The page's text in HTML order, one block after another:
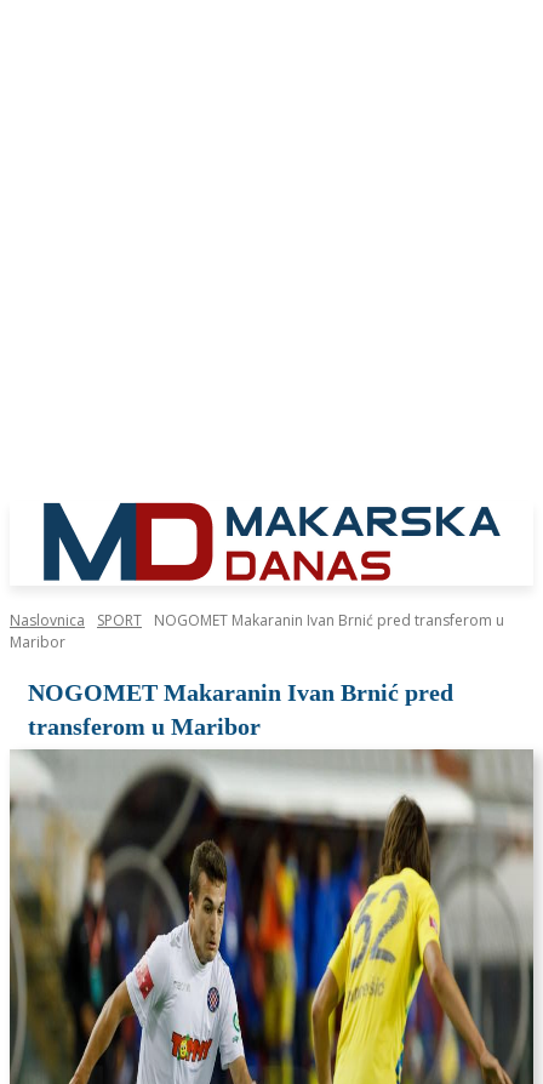
Naslovnica SPORT
NOGOMET Makaranin Ivan Brnić pred transferom u
Maribor
NOGOMET Makaranin Ivan Brnić pred
transferom u Maribor